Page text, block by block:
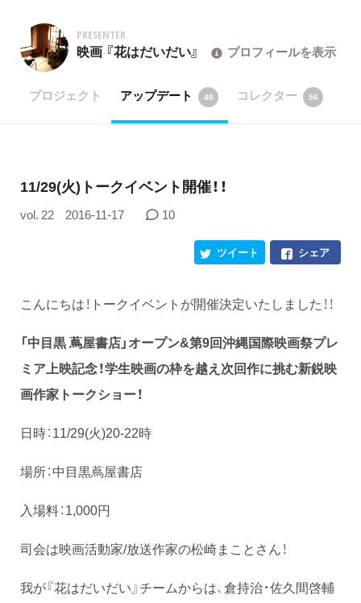
PRESENTER
映画 『花はだいだい』 プロフィールを表示
プロジェクト アップデート 40 コレクター 56
11/29(火)トークイベント開催！！
vol. 22 2016-11-17 10
シェア
ツイート
こんにちは！トークイベントが開催決定いたしました！！
「中目黒 蔦屋書店」オープン&第9回沖縄国際映画祭プレ
ミア上映記念！学生映画の枠を越え次回作に挑む新鋭映
画作家トークショー！
日時：11/29(火)20-22時
場所：中目黒蔦屋書店
入場料：1,000円
司会は映画活動家/放送作家の松崎まことさん！
我が『花はだいだい』チームからは、倉持治・佐久間啓輔